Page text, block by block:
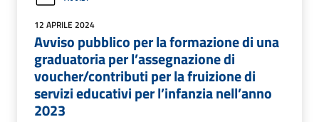
12 APRILE 2024
Avviso pubblico per la formazione di una
graduatoria per l’assegnazione di
voucher/contributi per la fruizione di
servizi educativi per l’infanzia nell’anno
2023